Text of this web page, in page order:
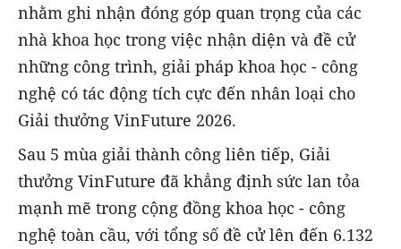
nhằm ghi nhận đóng góp quan trọng của các
nhà khoa học trong việc nhận diện và đề cử
những công trình, giải pháp khoa học - công
nghệ có tác động tích cực đến nhân loại cho
Giải thưởng VinFuture 2026.
Sau 5 mùa giải thành công liên tiếp, Giải
thưởng VinFuture đã khẳng định sức lan tỏa
mạnh mẽ trong cộng đồng khoa học - công
nghệ toàn cầu, với tổng số đề cử lên đến 6.132